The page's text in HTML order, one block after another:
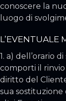
conoscere la
luogo di
L’EVENTUALE
1. a) dell’orario
comporti il
diritto del
sua sostituzione